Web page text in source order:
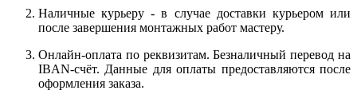
Наличные курьеру - в случае доставки курьером или
после завершения монтажных работ мастеру.
Онлайн-оплата по реквизитам. Безналичный перевод на
IBAN-счёт. Данные для оплаты предоставляются после
оформления заказа.